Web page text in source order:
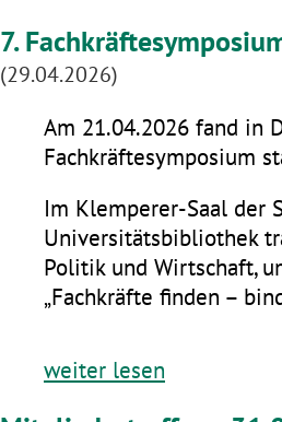
7.
(29.04.2026)
Am 21.04.2026 fand in
Fachkräftesymposium
Im Klemperer-Saal der
Universitätsbibliothek
Politik und Wirtschaft,
„Fachkräfte finden –
weiter lesen